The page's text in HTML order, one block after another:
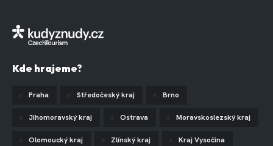
Kde hrajeme?
Praha Středočeský kraj Brno
Jihomoravský kraj Ostrava Moravskoslezský kraj
Olomoucký kraj Zlínský kraj Kraj Vysočina